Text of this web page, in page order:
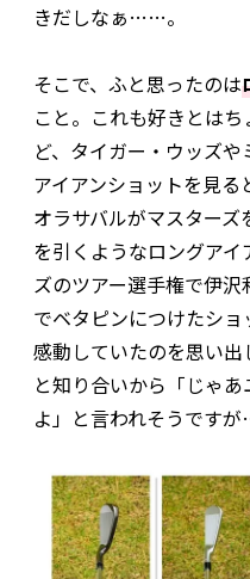
きだしなぁ……。
そこで、ふと思ったのは
こと。これも好きとは
ど、タイガー・ウッズ
アイアンショットを見
オラサバルがマスター
を引くようなロングア
ズのツアー選手権で伊
でベタピンにつけたシ
感動していたのを思い
と知り合いから「じゃ
よ」と言われそうです